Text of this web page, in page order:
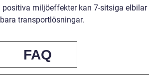
miljöeffekter kan 7-sitsiga elbilar
transportlösningar.
FAQ